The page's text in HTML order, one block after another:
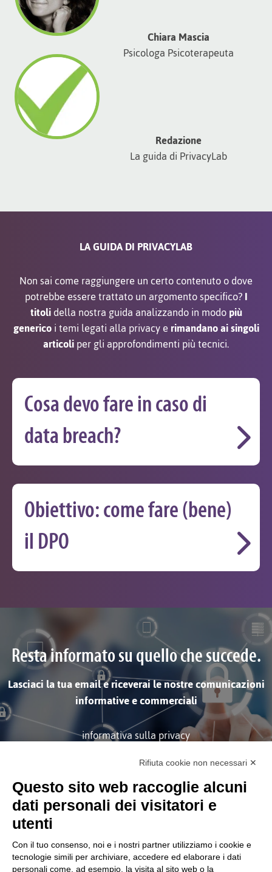
Chiara Mascia
Psicologa Psicoterapeuta
Redazione
La guida di PrivacyLab
LA GUIDA DI PRIVACYLAB
Non sai come raggiungere un certo contenuto o dove
potrebbe essere trattato un argomento specifico?I
titolidella nostra guida analizzando in modopiù
genericoi temi legati alla privacy erimandano ai singoli
articoliper gli approfondimenti più tecnici.
Cosa devo fare in caso di
data breach?
Obiettivo: come fare (bene)
il DPO
Resta informato su quello che succede.
Lasciaci la tua email e riceverai le nostre comunicazioni
informative e commerciali
informativa sulla privacy
ISCRIVITI
Rifiuta cookie non necessari ✕
Questo sito web raccoglie alcuni
dati personali dei visitatori e
utenti
Con il tuo consenso, noi e i nostri partner utilizziamo i cookie e
tecnologie simili per archiviare, accedere ed elaborare i dati
personali come, ad esempio, la visita al sito web o la